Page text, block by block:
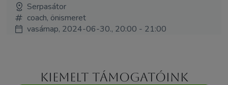
Serpasátor
coach, önismeret
vasárnap, 2024-06-30., 20:00 - 21:00
Kiemelt támogatóink